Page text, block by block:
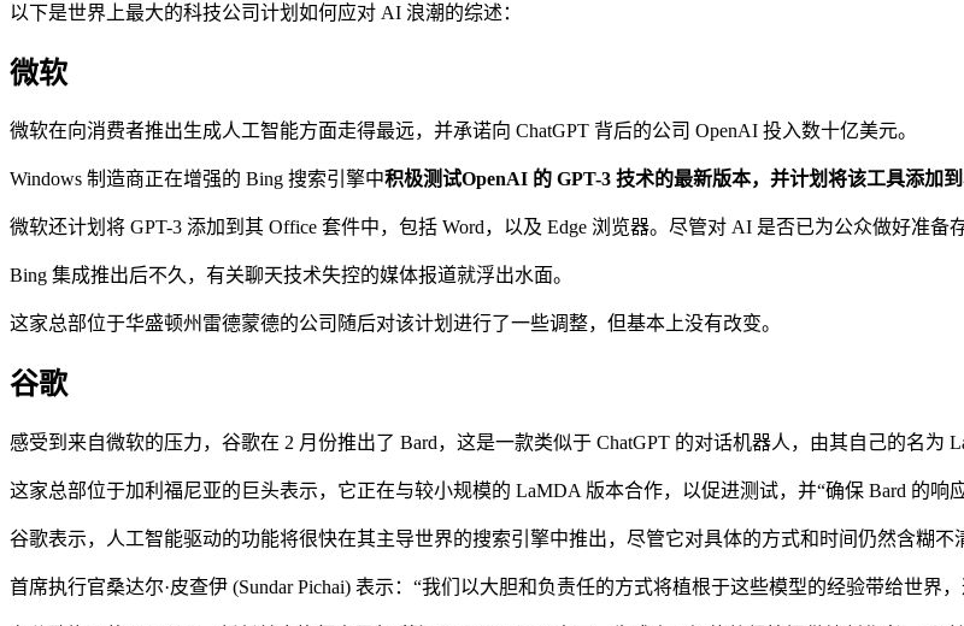
以下是世界上最大的科技公司计划如何应对 AI 浪潮的综述：
微软
微软在向消费者推出生成人工智能方面走得最远，并承诺向 ChatGPT 背后的公司 OpenAI 投入数十亿美元。
Windows 制造商正在增强的 Bing 搜索引擎中积极测试OpenAI 的 GPT-3 技术的最新版本，并计划将该工具添加到
微软还计划将 GPT-3 添加到其 Office 套件中，包括 Word，以及 Edge 浏览器。尽管对 AI 是否已为公众做好准备
Bing 集成推出后不久，有关聊天技术失控的媒体报道就浮出水面。
这家总部位于华盛顿州雷德蒙德的公司随后对该计划进行了一些调整，但基本上没有改变。
谷歌
感受到来自微软的压力，谷歌在 2 月份推出了 Bard，这是一款类似于 ChatGPT 的对话机器人，由其自己的名为
这家总部位于加利福尼亚的巨头表示，它正在与较小规模的 LaMDA 版本合作，以促进测试，并“确保 Bard 的响
谷歌表示，人工智能驱动的功能将很快在其主导世界的搜索引擎中推出，尽管它对具体的方式和时间仍然含糊不
首席执行官桑达尔·皮查伊 (Sundar Pichai) 表示：“我们以大胆和负责任的方式将植根于这些模型的经验带给世界